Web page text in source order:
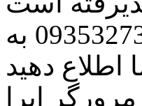
مراتب این مسئله را از طریق شماره تلفن 09353273300 به
اطلاع دهید
اپرا